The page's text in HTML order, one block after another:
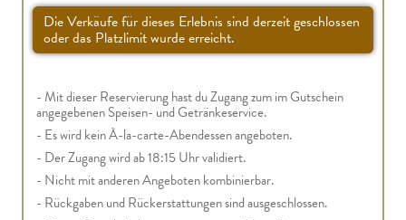
Die Verkäufe für dieses Erlebnis sind derzeit geschlossen
oder das Platzlimit wurde erreicht.
- Mit dieser Reservierung hast du Zugang zum im Gutschein
angegebenen Speisen- und Getränkeservice.
- Es wird kein À-la-carte-Abendessen angeboten.
- Der Zugang wird ab 18:15 Uhr validiert.
- Nicht mit anderen Angeboten kombinierbar.
- Rückgaben und Rückerstattungen sind ausgeschlossen.